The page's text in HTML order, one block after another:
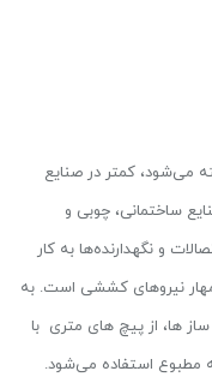
می‌شود، کمتر در صنایع
ساختمانی، چوبی و
و نگهدارنده‌ها به کار
مهار نیروهای کششی است. به
ها، از پیچ های متری با
مطبوع استفاده می‌شود.